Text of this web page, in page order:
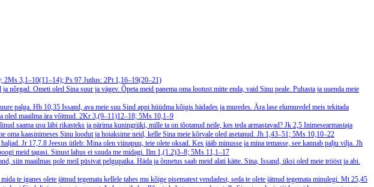
2Ms 3,1–10(11–14); Ps 97 Jutlus: 2Pt 1,16–19(20–21)
nõrgad. Ometi oled Sina suur ja vägev. Õpeta meid panema oma lootust mitte enda, vaid Sinu peale. Puhasta ja uuenda meie
palga. Hb 10,35 Issand, ava meie suu Sind appi hüüdma kõigis hädades ja muredes. Ära lase elumuredel meis tekitada
oled maailma ära võitnud. 2Kr 3,(9–11)12–18; 5Ms 10,1–9
saama usu läbi rikasteks ja pärima kuningriiki, mille ta on tõotanud neile, kes teda armastavad? Jk 2,5 Inimesearmastaja
oma kaasinimeses Sinu loodut ja hoiaksime neid, kelle Sina meie kõrvale oled asetanud. Jh 1,43–51; 5Ms 10,10–22
Jr 17,7.8 Jeesus ütleb: Mina olen viinapuu, teie olete oksad. Kes jääb minusse ja mina temasse, see kannab palju vilja. Jh
meid tagasi. Sinust lahus ei suuda me midagi. Ilm 1,(1.2)3–8; 5Ms 11,1–17
siin maailmas pole meil püsivat pelgupaika. Häda ja õnnetus saab meid alati kätte. Sina, Issand, üksi oled meie trööst ja abi.
te iganes olete jätnud tegemata kellele tahes mu kõige pisematest vendadest, seda te olete jätnud tegemata minulegi. Mt 25,45